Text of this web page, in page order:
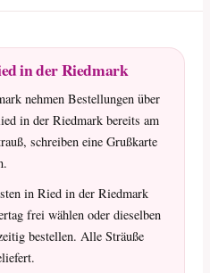
in der Riedmark
nehmen Bestellungen über
in der Riedmark bereits am
schreiben eine Grußkarte
in Ried in der Riedmark
frei wählen oder dieselben
bestellen. Alle Sträuße